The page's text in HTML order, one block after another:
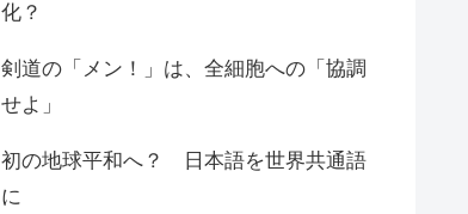
化？
剣道の「メン！」は、全細胞への「協調
せよ」
初の地球平和へ？ 日本語を世界共通語
に